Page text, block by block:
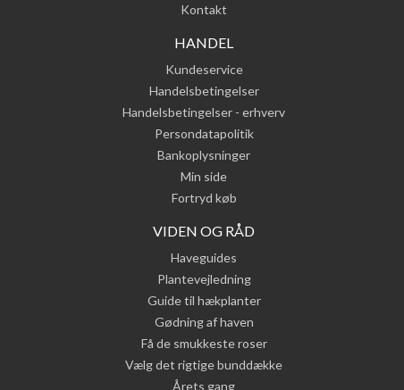
Kontakt
HANDEL
Kundeservice
Handelsbetingelser
Handelsbetingelser - erhverv
Persondatapolitik
Bankoplysninger
Min side
Fortryd køb
VIDEN OG RÅD
Haveguides
Plantevejledning
Guide til hækplanter
Gødning af haven
Få de smukkeste roser
Vælg det rigtige bunddække
Årets gang